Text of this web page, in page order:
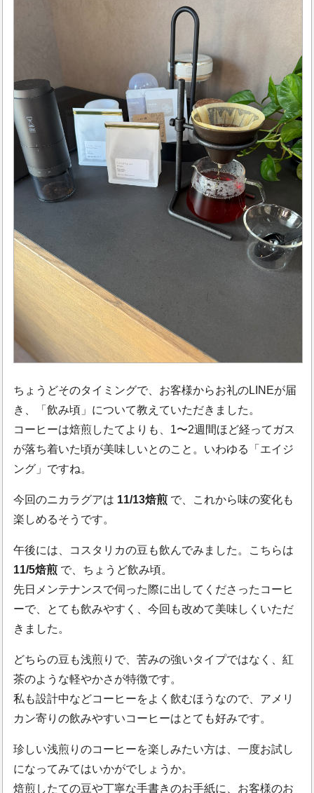
ちょうどそのタイミングで、お客様からお礼のLINEが届
き、「飲み頃」について教えていただきました。
コーヒーは焙煎したてよりも、1〜2週間ほど経ってガス
が落ち着いた頃が美味しいとのこと。いわゆる「エイジ
ング」ですね。
今回のニカラグアは 11/13焙煎 で、これから味の変化も
楽しめるそうです。
午後には、コスタリカの豆も飲んでみました。こちらは
11/5焙煎 で、ちょうど飲み頃。
先日メンテナンスで伺った際に出してくださったコーヒ
ーで、とても飲みやすく、今回も改めて美味しくいただ
きました。
どちらの豆も浅煎りで、苦みの強いタイプではなく、紅
茶のような軽やかさが特徴です。
私も設計中などコーヒーをよく飲むほうなので、アメリ
カン寄りの飲みやすいコーヒーはとても好みです。
珍しい浅煎りのコーヒーを楽しみたい方は、一度お試し
になってみてはいかがでしょうか。
焙煎したての豆や丁寧な手書きのお手紙に、お客様のお